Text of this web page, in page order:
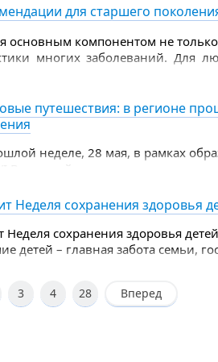
для старшего
основным компонентом не
многих заболеваний. Для
путешествия: в регионе
неделе, 28 мая, в рамках
пенсионеров.
Неделя сохранения здоровья
сохранения здоровья
детей – главная забота семьи,
3 4 28 Вперед